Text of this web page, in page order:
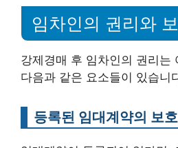
임차인의 권리와
강제경매 후 임차인의 권리는
다음과 같은 요소들이 있습니
등록된 임대계약의 보호